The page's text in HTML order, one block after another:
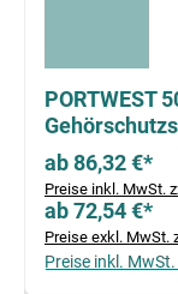
PORTWEST
ab 86,32 €*
Preise inkl. MwSt.
ab 72,54 €*
Preise exkl. MwSt.
Preise inkl.